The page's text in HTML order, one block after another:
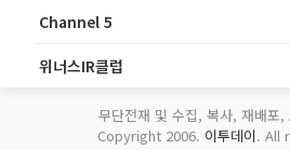
Channel 5
위너스IR클럽
무단전재 및 수집, 복사, 재배포,
Copyright 2006. 이투데이. All